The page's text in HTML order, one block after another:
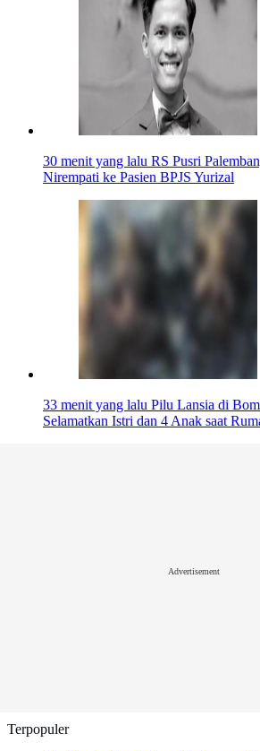
30 menit yang lalu RS Pusri
Nirempati ke Pasien BPJS Yurizal
33 menit yang lalu Pilu Lansia di
Selamatkan Istri dan 4 Anak saat
Advertisement
Terpopuler